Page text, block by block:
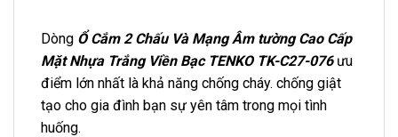
Dòng Ổ Cắm 2 Chấu Và Mạng Âm tường Cao Cấp
Mặt Nhựa Trắng Viền Bạc TENKO TK-C27-076ưu
điểm lớn nhất là khả năng chống cháy. chống giật
tạo cho gia đình bạn sự yên tâm trong mọi tình
huống.